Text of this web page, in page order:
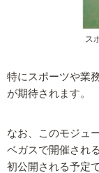
ス
特にスポーツや業
が期待されます。
なお、このモジュ
ベガスで開催され
初公開される予定